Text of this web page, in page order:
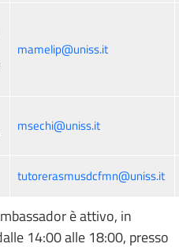
mamelip@uniss.it
msechi@uniss.it
tutorerasmusdcfmn@uniss.it
è attivo, in
14:00 alle 18:00, presso